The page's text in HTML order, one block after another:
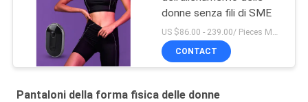
donne senza fili di SME
CONTACT
Pantaloni della forma fisica delle donne